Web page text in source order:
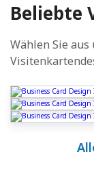
Beliebte
Wählen Sie